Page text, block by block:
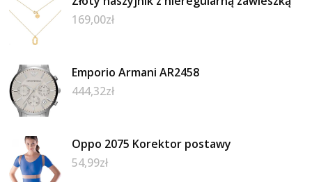
169,00zł
Emporio Armani AR2458
444,32zł
Oppo 2075 Korektor postawy
54,99zł